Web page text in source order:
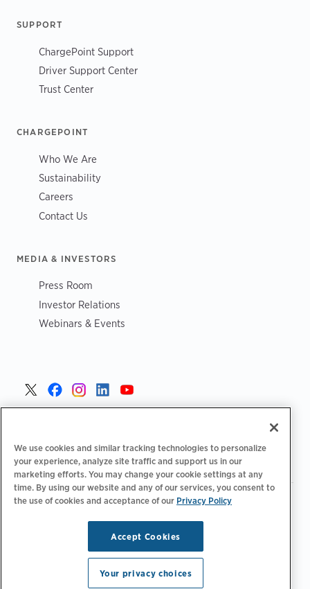
SUPPORT
ChargePoint Support
Driver Support Center
Trust Center
CHARGEPOINT
Who We Are
Sustainability
Careers
Contact Us
MEDIA & INVESTORS
Press Room
Investor Relations
Webinars & Events
Polityka prywatności | Opcje prywatności|Legalny
Copyright © 2026 ChargePoint, Inc. Wszelkie prawa
We use cookies and similar tracking technologies to personalize
your experience, analyze site traffic and support us in our
marketing efforts. You may change your cookie settings at any
time. By using our website and any of our services, you consent to
the use of cookies and acceptance of our Privacy Policy
Accept Cookies
Your privacy choices